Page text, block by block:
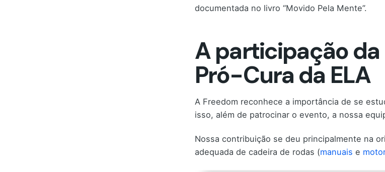
documentada no livro “Movido Pela Mente”.
A participação
Pró-Cura da ELA
A Freedom reconhece a importância de se
isso, além de patrocinar o evento, a nossa
Nossa contribuição se deu principalmente na
adequada de cadeira de rodas (manuais e